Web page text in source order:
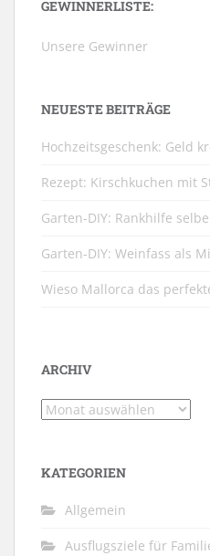
GEWINNERLISTE:
Unsere Gewinner
NEUESTE BEITRÄGE
Hochzeitsgeschenk: Geld
Rezept: Kirschkuchen mit
Garten-DIY: Rankhilfe
Garten-DIY: Weinfass als
Wieso Mallorca das
ARCHIV
Archiv
KATEGORIEN
Allgemein
Ausflugsziele für